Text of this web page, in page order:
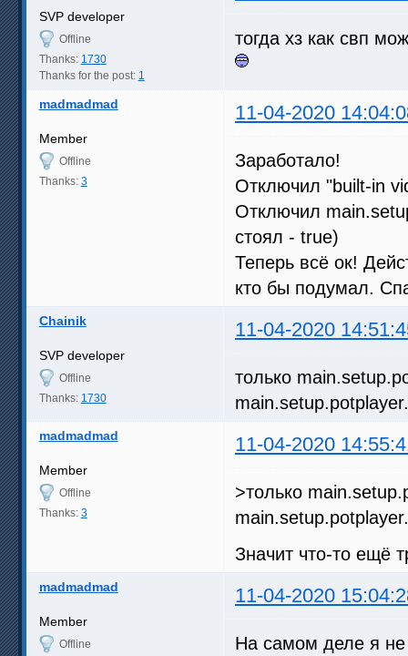
SVP developer
Offline
Thanks: 1730
Thanks for the post: 1
тогда хз как свп
madmadmad 11-04-2020
Member
Offline
Thanks: 3
Заработало!
Отключил "built-in
Отключил
стоял - true)
Теперь всё ок!
кто бы подумал.
Chainik 11-04-2020
SVP developer
Offline
Thanks: 1730
только
madmadmad 11-04-2020
Member
Offline
Thanks: 3
>только
Значит что-то ещё
madmadmad 11-04-2020
Member
Offline
На самом деле я не